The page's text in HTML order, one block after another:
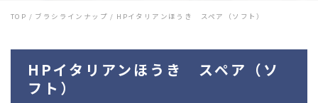
TOP / ブラシラインナップ / HPイタリアンほうき スペア（ソフト）
HPイタリアンほうき スペア（ソ
フト）